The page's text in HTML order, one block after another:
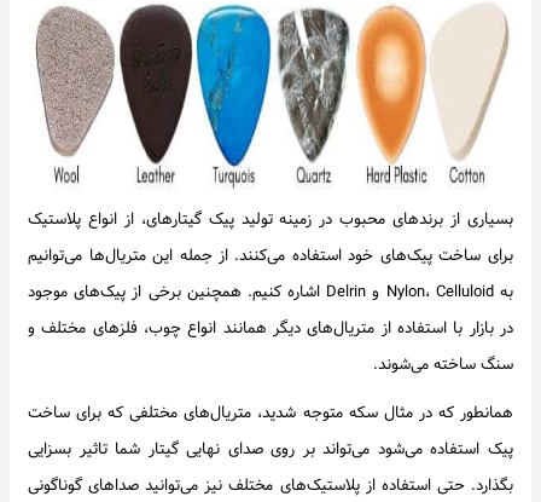
بسیاری از برندهای محبوب در زمینه تولید پیک گیتارهای، از انواع پلاستیک
برای ساخت پیک‌های خود استفاده می‌کنند. از جمله این متریال‌ها می‌توانیم
به Nylon، Celluloid و Delrin اشاره کنیم. همچنین برخی از پیک‌های موجود
در بازار با استفاده از متریال‌های دیگر همانند انواع چوب، فلزهای مختلف و
سنگ ساخته می‌شوند.
همانطور که در مثال سکه متوجه شدید، متریال‌های مختلفی که برای ساخت
پیک استفاده می‌شود می‌تواند بر روی صدای نهایی گیتار شما تاثیر بسزایی
بگذارد. حتی استفاده از پلاستیک‌های مختلف نیز می‌توانید صداهای گوناگونی